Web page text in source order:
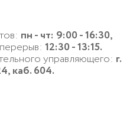
пн - чт: 9:00 - 16:30,
12:30 - 13:15.
управляющего: г.
каб. 604.